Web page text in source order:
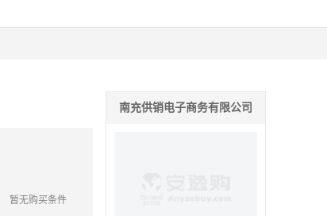
暂无购买条件
南充供销电子商务有限公司